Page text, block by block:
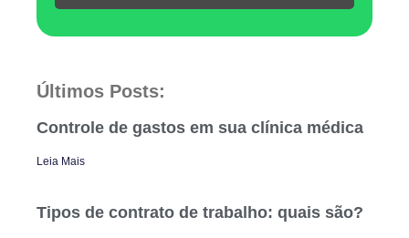
Últimos Posts:
Controle de gastos em sua clínica médica
Leia Mais
Tipos de contrato de trabalho: quais são?